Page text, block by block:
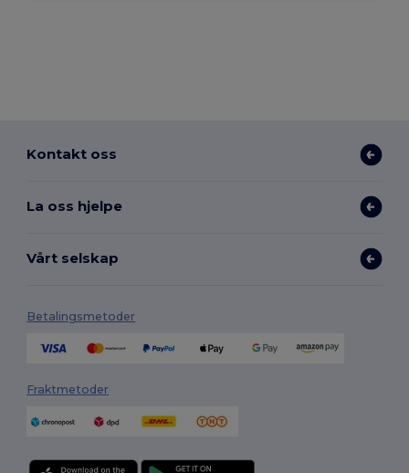
Kontakt oss
La oss hjelpe
Vårt selskap
Betalingsmetoder
Fraktmetoder